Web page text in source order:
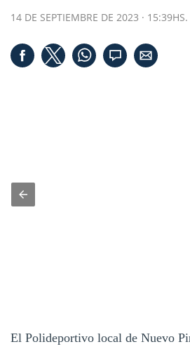
14 DE SEPTIEMBRE DE 2023 · 15:39HS.
El Polideportivo local de Nuevo